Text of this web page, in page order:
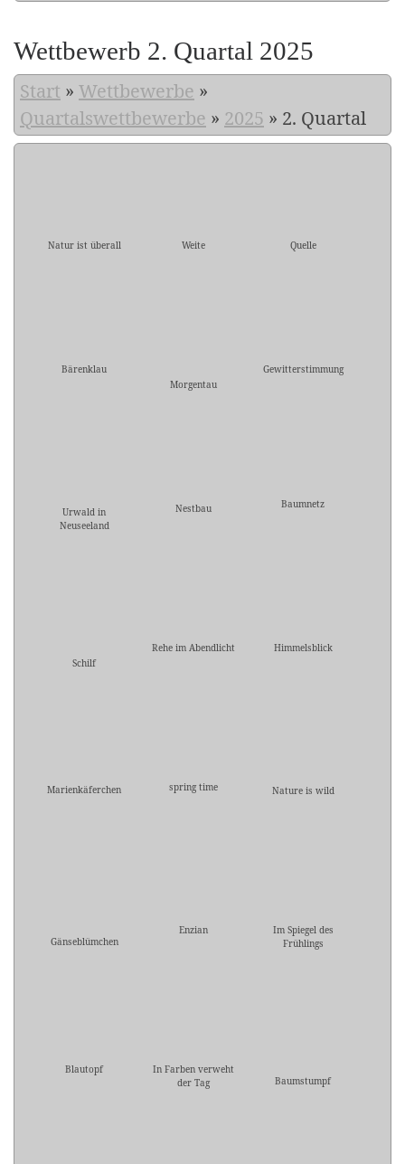
Wettbewerb 2. Quartal 2025
Start » Wettbewerbe »
Quartalswettbewerbe » 2025 » 2. Quartal
Natur ist überall Weite Quelle
Bärenklau
Morgentau
Gewitterstimmung
Urwald in
Neuseeland
Nestbau Baumnetz
Schilf
Rehe im Abendlicht Himmelsblick
Marienkäferchen spring time Nature is wild
Gänseblümchen
Enzian
Im Spiegel des
Frühlings
Blautopf
In Farben verweht
der Tag
Baumstumpf